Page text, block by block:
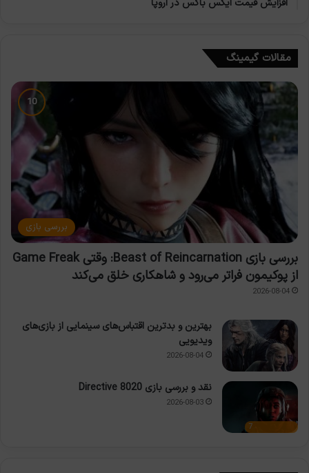
مقالات گیمینگ
بررسی بازی
بررسی بازی Beast of Reincarnation: وقتی Game Freak
از پوکیمون فراتر می‌رود و شاهکاری خلق می‌کند
2026-08-04
بهترین و بدترین اقتباس‌های سینمایی از بازی‌های
ویدیویی
2026-08-04
7
نقد و بررسی بازی Directive 8020
2026-08-03